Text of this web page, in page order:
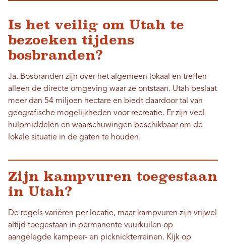
Is het veilig om Utah te
bezoeken tijdens
bosbranden?
Ja. Bosbranden zijn over het algemeen lokaal en treffen
alleen de directe omgeving waar ze ontstaan. Utah beslaat
meer dan 54 miljoen hectare en biedt daardoor tal van
geografische mogelijkheden voor recreatie. Er zijn veel
hulpmiddelen en waarschuwingen beschikbaar om de
lokale situatie in de gaten te houden.
Zijn kampvuren toegestaan
​​in Utah?
De regels variëren per locatie, maar kampvuren zijn vrijwel
altijd toegestaan ​​in permanente vuurkuilen op
aangelegde kampeer- en picknickterreinen. Kijk op